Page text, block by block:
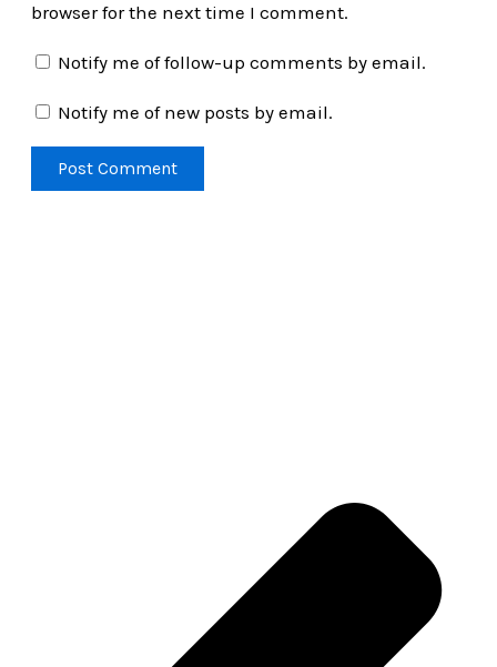
browser for the next time I comment.
Notify me of follow-up comments by email.
Notify me of new posts by email.